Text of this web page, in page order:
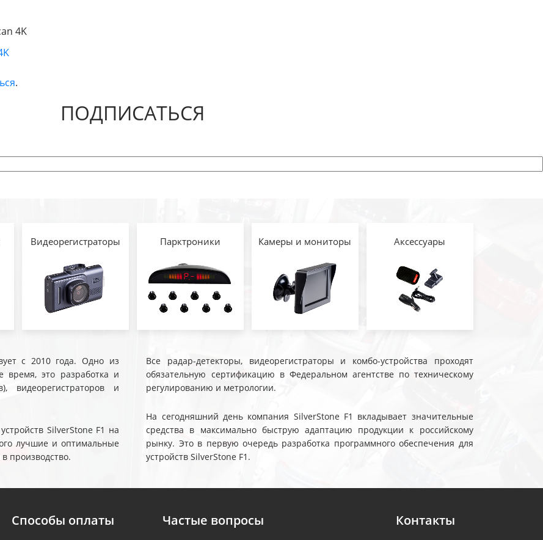
4K
.
ПОДПИСАТЬСЯ
Видеорегистраторы Парктроники Камеры и мониторы Аксессуары
с 2010 года. Одно из
время, это разработка и
видеорегистраторов и
SilverStone F1 на
лучшие и оптимальные
производство.
Все радар-детекторы, видеорегистраторы и комбо-устройства проходят
обязательную сертификацию в Федеральном агентстве по техническому
регулированию и метрологии.
На сегодняшний день компания SilverStone F1 вкладывает значительные
средства в максимально быструю адаптацию продукции к российскому
рынку. Это в первую очередь разработка программного обеспечения для
устройств SilverStone F1.
Способы оплаты Частые вопросы Контакты